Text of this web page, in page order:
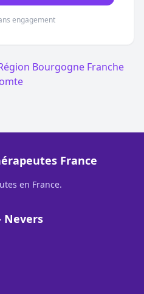
engagement
Bourgogne Franche
France
en France.
Nevers